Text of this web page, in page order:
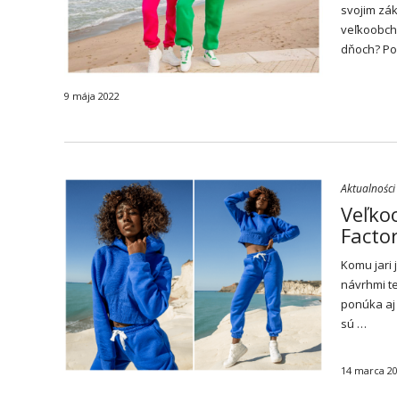
svojim
dňoch?
9 mája 2022
Aktualności
Komu jari
návrhmi
ponúka
sú …
14 marca